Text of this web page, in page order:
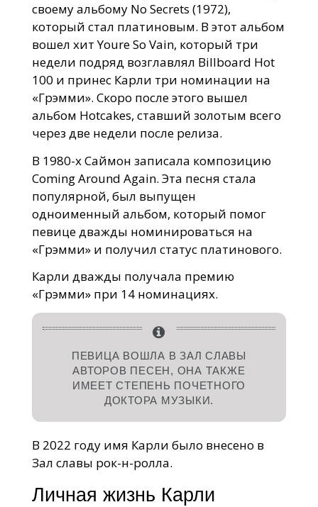
своему альбому No Secrets (1972),
который стал платиновым. В этот альбом
вошел хит Youre So Vain, который три
недели подряд возглавлял Billboard Hot
100 и принес Карли три номинации на
«Грэмми». Скоро после этого вышел
альбом Hotcakes, ставший золотым всего
через две недели после релиза.
В 1980-х Саймон записала композицию
Coming Around Again. Эта песня стала
популярной, был выпущен
одноименный альбом, который помог
певице дважды номинироваться на
«Грэмми» и получил статус платинового.
Карли дважды получала премию
«Грэмми» при 14 номинациях.
ПЕВИЦА ВОШЛА В ЗАЛ СЛАВЫ
АВТОРОВ ПЕСЕН, ОНА ТАКЖЕ
ИМЕЕТ СТЕПЕНЬ ПОЧЕТНОГО
ДОКТОРА МУЗЫКИ.
В 2022 году имя Карли было внесено в
Зал славы рок-н-ролла.
Личная жизнь Карли